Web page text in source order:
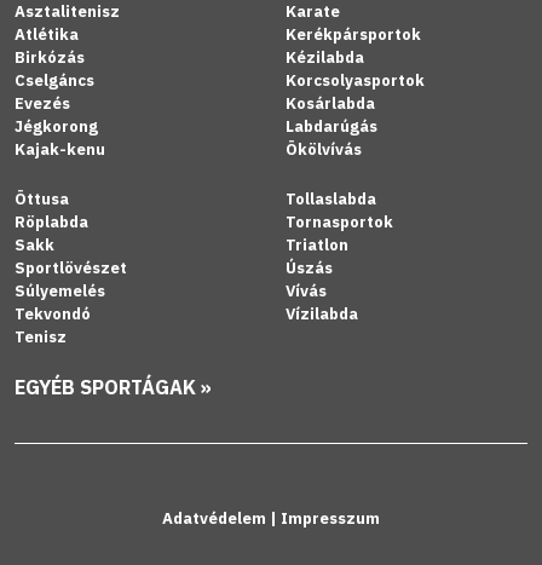
Asztalitenisz
Atlétika
Birkózás
Cselgáncs
Evezés
Jégkorong
Kajak-kenu
Karate
Kerékpársportok
Kézilabda
Korcsolyasportok
Kosárlabda
Labdarúgás
Ökölvívás
Öttusa
Röplabda
Sakk
Sportlövészet
Súlyemelés
Tekvondó
Tenisz
Tollaslabda
Tornasportok
Triatlon
Úszás
Vívás
Vízilabda
EGYÉB SPORTÁGAK »
Adatvédelem | Impresszum